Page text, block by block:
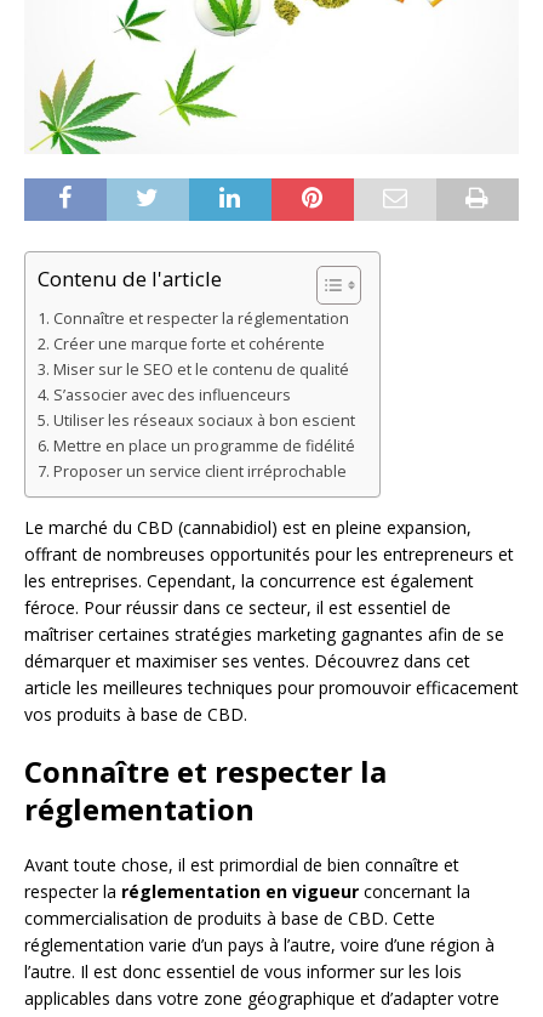
Contenu de l'article
Connaître et respecter la réglementation
Créer une marque forte et cohérente
Miser sur le SEO et le contenu de qualité
S’associer avec des influenceurs
Utiliser les réseaux sociaux à bon escient
Mettre en place un programme de fidélité
Proposer un service client irréprochable
Le marché du CBD (cannabidiol) est en pleine expansion,
offrant de nombreuses opportunités pour les entrepreneurs et
les entreprises. Cependant, la concurrence est également
féroce. Pour réussir dans ce secteur, il est essentiel de
maîtriser certaines stratégies marketing gagnantes afin de se
démarquer et maximiser ses ventes. Découvrez dans cet
article les meilleures techniques pour promouvoir efficacement
vos produits à base de CBD.
Connaître et respecter la
réglementation
Avant toute chose, il est primordial de bien connaître et
respecter la réglementation en vigueur concernant la
commercialisation de produits à base de CBD. Cette
réglementation varie d’un pays à l’autre, voire d’une région à
l’autre. Il est donc essentiel de vous informer sur les lois
applicables dans votre zone géographique et d’adapter votre